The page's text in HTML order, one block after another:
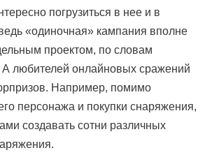
погрузиться в нее и в
«одиночная» кампания вполне
проектом, по словам
А любителей онлайновых сражений
Например, помимо
персонажа и покупки снаряжения,
создавать сотни различных